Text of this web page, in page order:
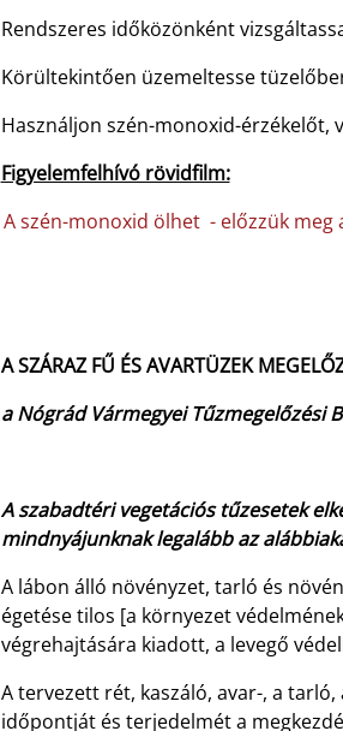
Rendszeres időközönként
Körültekintően üzemeltesse
Használjon szén-monoxid-érzékelőt,
Figyelemfelhívó rövidfilm:
A szén-monoxid ölhet - előzzük meg
A SZÁRAZ FŰ ÉS AVARTÜZEK
a Nógrád Vármegyei Tűzmegelőzési
A szabadtéri vegetációs tűzesetek
mindnyájunknak legalább az
A lábon álló növényzet, tarló és
égetése tilos [a környezet
végrehajtására kiadott, a levegő
A tervezett rét, kaszáló, avar-, a
időpontját és terjedelmét a